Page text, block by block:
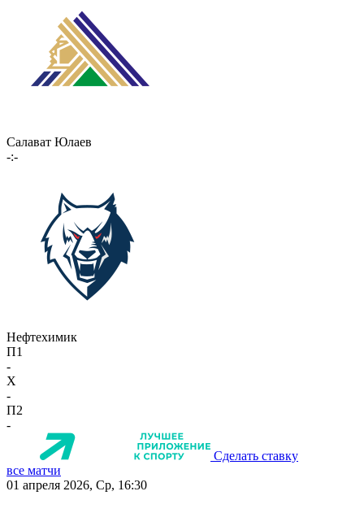
Салават Юлаев
-:-
Нефтехимик
П1
-
X
-
П2
-
Сделать ставку
все матчи
01 апреля 2026, Ср, 16:30